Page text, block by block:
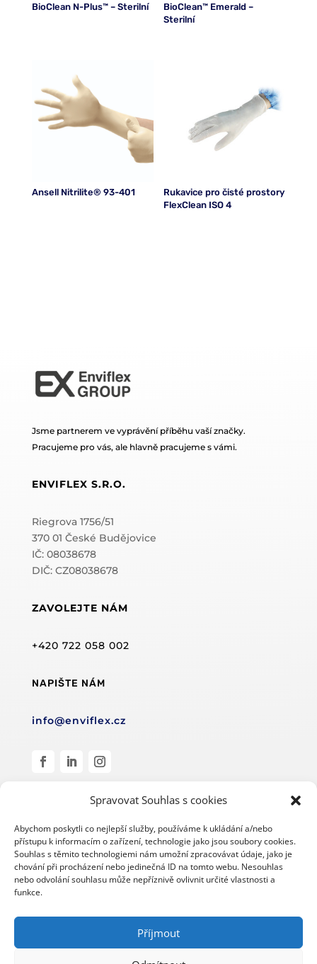
Spravovat Souhlas s cookies
Abychom poskytli co nejlepší služby, používáme k ukládání a/nebo
přístupu k informacím o zařízení, technologie jako jsou soubory cookies.
Souhlas s těmito technologiemi nám umožní zpracovávat údaje, jako je
chování při procházení nebo jedinečná ID na tomto webu. Nesouhlas
nebo odvolání souhlasu může nepříznivě ovlivnit určité vlastnosti a
funkce.
Příjmout
BioClean N-Plus™ – Sterilní
BioClean™ Emerald –
Sterilní
Ansell Nitrilite® 93-401
Rukavice pro čisté prostory
FlexClean ISO 4
Jsme partnerem ve vyprávění příběhu vaší značky.
Pracujeme pro vás, ale hlavně pracujeme s vámi.
ENVIFLEX S.R.O.
Riegrova 1756/51
370 01 České Budějovice
IČ: 08038678
DIČ: CZ08038678
ZAVOLEJTE NÁM
+420 722 058 002
NAPIŠTE NÁM
info@enviflex.cz
© Enviflex s.r.o. 2019–2024
#wearecleanroom